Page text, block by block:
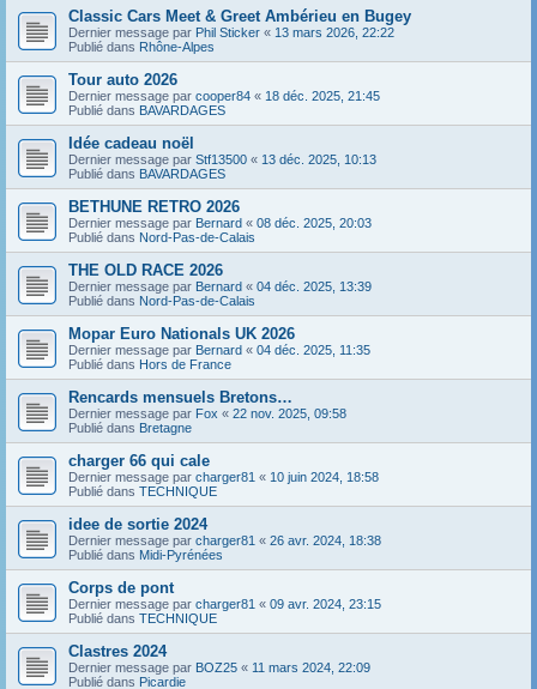
Classic Cars Meet & Greet Ambérieu en Bugey
Dernier message par Phil Sticker « 13 mars 2026, 22:22
Publié dans Rhône-Alpes
Tour auto 2026
Dernier message par cooper84 « 18 déc. 2025, 21:45
Publié dans BAVARDAGES
Idée cadeau noël
Dernier message par Stf13500 « 13 déc. 2025, 10:13
Publié dans BAVARDAGES
BETHUNE RETRO 2026
Dernier message par Bernard « 08 déc. 2025, 20:03
Publié dans Nord-Pas-de-Calais
THE OLD RACE 2026
Dernier message par Bernard « 04 déc. 2025, 13:39
Publié dans Nord-Pas-de-Calais
Mopar Euro Nationals UK 2026
Dernier message par Bernard « 04 déc. 2025, 11:35
Publié dans Hors de France
Rencards mensuels Bretons…
Dernier message par Fox « 22 nov. 2025, 09:58
Publié dans Bretagne
charger 66 qui cale
Dernier message par charger81 « 10 juin 2024, 18:58
Publié dans TECHNIQUE
idee de sortie 2024
Dernier message par charger81 « 26 avr. 2024, 18:38
Publié dans Midi-Pyrénées
Corps de pont
Dernier message par charger81 « 09 avr. 2024, 23:15
Publié dans TECHNIQUE
Clastres 2024
Dernier message par BOZ25 « 11 mars 2024, 22:09
Publié dans Picardie